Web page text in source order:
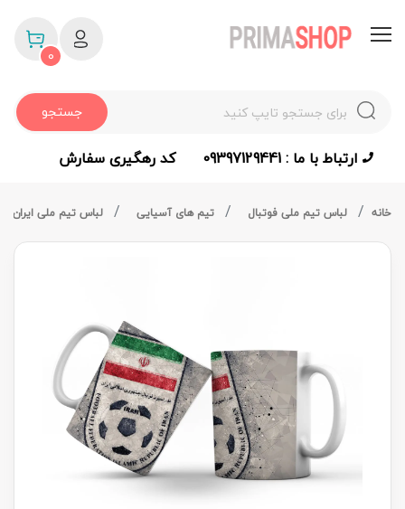
جستجو
0
ارتباط با ما : 09397129441 کد رهگیری سفارش
خانه لباس تیم ملی فوتبال تیم های آسیایی لباس تیم ملی ایران